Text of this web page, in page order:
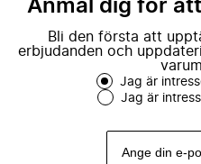
Anmäl dig för
Bli den första att
erbjudanden och
Jag är
Jag är